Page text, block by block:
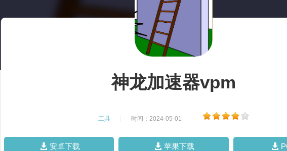
神龙加速器vpm
工具 时间：2024-05-01
安卓下载 苹果下载